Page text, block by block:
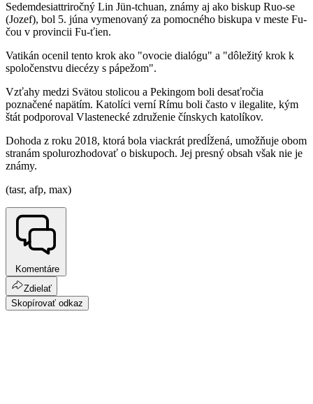
Sedemdesiattriročný Lin Jün-tchuan, známy aj ako biskup Ruo-se
(Jozef), bol 5. júna vymenovaný za pomocného biskupa v meste Fu-
čou v provincii Fu-ťien.
Vatikán ocenil tento krok ako "ovocie dialógu" a "dôležitý krok k
spoločenstvu diecézy s pápežom".
Vzťahy medzi Svätou stolicou a Pekingom boli desaťročia
poznačené napätím. Katolíci verní Rímu boli často v ilegalite, kým
štát podporoval Vlastenecké združenie čínskych katolíkov.
Dohoda z roku 2018, ktorá bola viackrát predĺžená, umožňuje obom
stranám spolurozhodovať o biskupoch. Jej presný obsah však nie je
známy.
(tasr, afp, max)
Komentáre
Zdielať
Skopírovať odkaz